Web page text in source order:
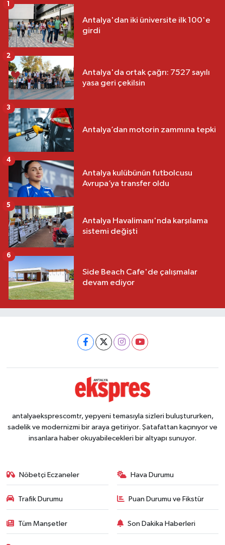
Antalya'dan iki üniversite ilk 100'e
girdi
1
Antalya'da ortak çağrı: 7527 sayılı
yasa geri çekilsin
2
Antalya’dan motorin zammına tepki
3
Antalya kulübünün futbolcusu
Avrupa’ya transfer oldu
4
Antalya Havalimanı'nda karşılama
sistemi değişti
5
Side Beach Cafe'de çalışmalar
devam ediyor
6
antalyaeksprescomtr, yepyeni temasıyla sizleri buluştururken,
sadelik ve modernizmi bir araya getiriyor. Şatafattan kaçınıyor ve
insanlara haber okuyabilecekleri bir altyapı sunuyor.
Nöbetçi Eczaneler Hava Durumu
Trafik Durumu Puan Durumu ve Fikstür
Tüm Manşetler Son Dakika Haberleri